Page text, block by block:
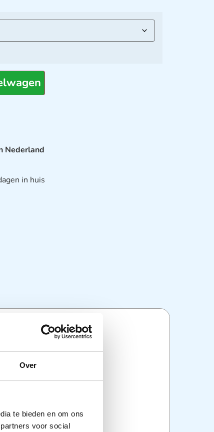
Over
te bieden en om ons
voor social
Nederland
in huis
, Veterinair